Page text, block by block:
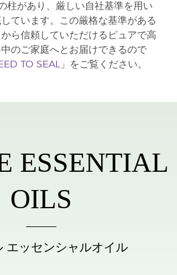
柱があり、厳しい自社基準を用い
ています。この厳格な基準がある
ら信頼していただけるピュアで高
のご家庭へとお届けできるので
TO SEAL 」をご覧ください。
ESSENTIAL
OILS
エッセンシャルオイル